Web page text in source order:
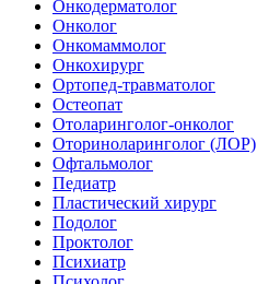
Онкодерматолог
Онколог
Онкомаммолог
Онкохирург
Ортопед-травматолог
Остеопат
Отоларинголог-онколог
Оториноларинголог (ЛОР)
Офтальмолог
Педиатр
Пластический хирург
Подолог
Проктолог
Психиатр